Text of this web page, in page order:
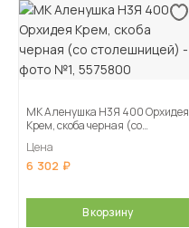
МК Аленушка Н3Я 400 Орхидея
Крем, скоба черная (со
Цена
6 302
В корзину